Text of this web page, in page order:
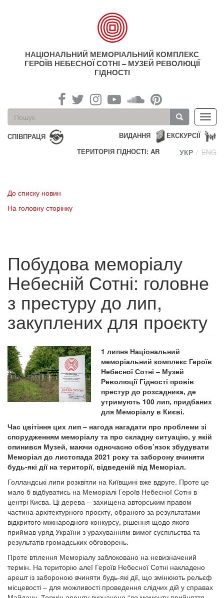
НАЦІОНАЛЬНИЙ МЕМОРІАЛЬНИЙ КОМПЛЕКС
ГЕРОЇВ НЕБЕСНОЇ СОТНІ – МУЗЕЙ РЕВОЛЮЦІЇ
ГІДНОСТІ
Пошукова
форма
Пошук
СПІВПРАЦЯ ЕКСКУРСІЇ
ВИДАННЯ
ТЕРИТОРІЯ ГІДНОСТІ: AR
УКР ENG
До списку новин
На головну сторінку
Побудова меморіалу
Небесній Сотні: головне
з престуру до лип,
закуплених для проєкту
1 липня Національний
меморіальний комплекс Героїв
Небесної Сотні – Музей
Революції Гідності провів
престур до розсадника, де
утримують 100 лип, придбаних
для Меморіалу в Києві.
Час цвітіння цих лип – нагода нагадати про проблеми зі
спорудженням меморіалу та про складну ситуацію, у якій
опинився Музей, маючи одночасно обов’язок збудувати
Меморіал до листопада 2021 року та заборону вчиняти
будь-які дії на території, відведеній під Меморіал.
Голландські липи розквітли на Київщині вже вдруге. Проте це
мало б відбуватись на Меморіалі Героїв Небесної Сотні в
центрі Києва. Ці дерева – захищена авторським правом
частина архітектурного проєкту, обраного за результатами
відкритого міжнародного конкурсу, рішення щодо якого
приймав уряд України з урахуванням вимог суспільства та
результатів громадських обговорень.
Проте втілення Меморіалу заблоковано на невизначений
термін. На територію алеї Героїв Небесної Сотні накладено
арешт із забороною вчиняти будь-які дії, що змінюють рельєф
місцевості – для можливості проведення слідчих дій у справах